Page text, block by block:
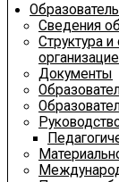
Сведения
Структура
Документы